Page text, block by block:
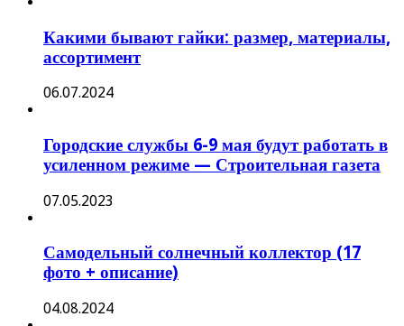
Какими бывают гайки: размер, материалы,
ассортимент
06.07.2024
Городские службы 6-9 мая будут работать в
усиленном режиме — Строительная газета
07.05.2023
Самодельный солнечный коллектор (17
фото + описание)
04.08.2024